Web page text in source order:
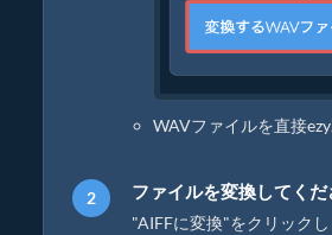
WAVファイルを直接
ファイルを変換してくだ
"AIFFに変換"をクリック